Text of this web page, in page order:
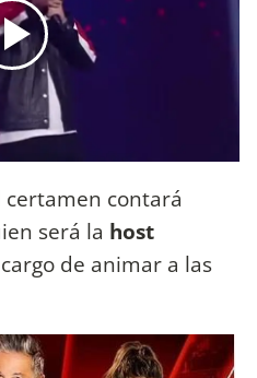
contará
será la host
de animar a las